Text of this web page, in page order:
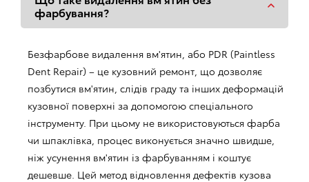
фарбування?
Безфарбове видалення вм'ятин, або PDR (Paintless
Dent Repair) – це кузовний ремонт, що дозволяє
позбутися вм'ятин, слідів граду та інших деформацій
кузовної поверхні за допомогою спеціального
інструменту. При цьому не використовуються фарба
чи шпаклівка, процес виконується значно швидше,
ніж усунення вм'ятин із фарбуванням і коштує
дешевше. Цей метод відновлення дефектів кузова